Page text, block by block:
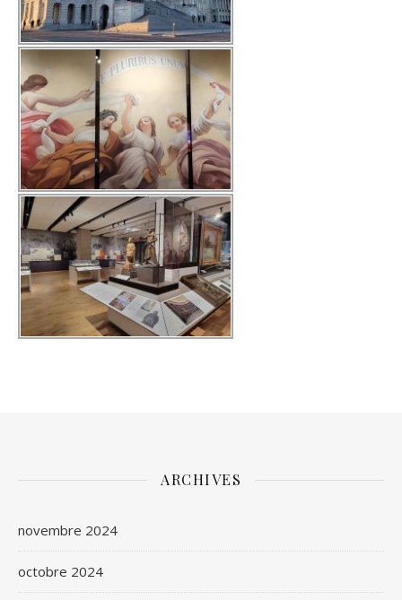
ARCHIVES
novembre 2024
octobre 2024